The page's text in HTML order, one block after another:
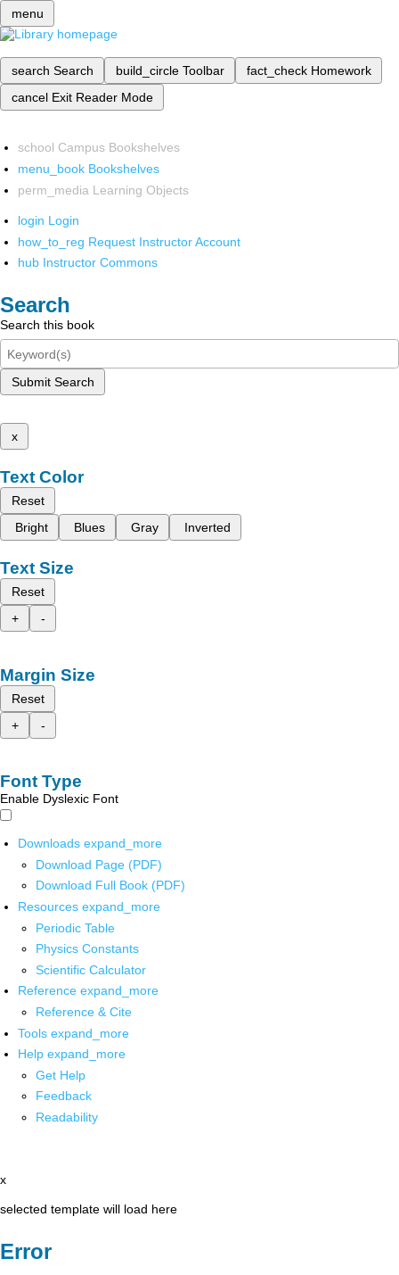
menu
search Search build_circle Toolbar fact_check Homework
cancel Exit Reader Mode
school Campus Bookshelves
menu_book Bookshelves
perm_media Learning Objects
login Login
how_to_reg Request Instructor Account
hub Instructor Commons
Search
Search this book
Submit Search
x
Text Color
Reset
Bright
Blues Gray Inverted
Text Size
Reset
+
-
Margin Size
Reset
+
-
Font Type
Enable Dyslexic Font
Downloads expand_more
Download Page (PDF)
Download Full Book (PDF)
Resources expand_more
Periodic Table
Physics Constants
Scientific Calculator
Reference expand_more
Reference & Cite
Tools expand_more
Help expand_more
Get Help
Feedback
Readability
x
selected template will load here
Error